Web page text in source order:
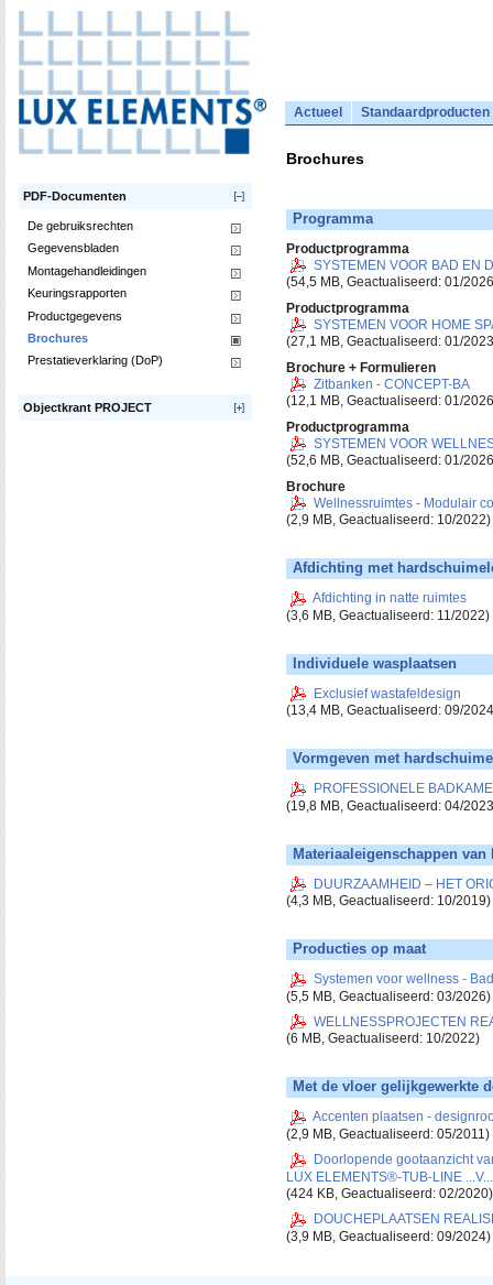
Actueel Standaardproducten
PDF-Documenten
De gebruiksrechten
Gegevensbladen
Montagehandleidingen
Keuringsrapporten
Productgegevens
Brochures
Prestatieverklaring (DoP)
Objectkrant PROJECT
Brochures
Programma
Productprogramma
SYSTEMEN VOOR BAD EN
(54,5 MB, Geactualiseerd: 01/
Productprogramma
SYSTEMEN VOOR HOME
(27,1 MB, Geactualiseerd: 01/
Brochure + Formulieren
Zitbanken - CONCEPT-BA
(12,1 MB, Geactualiseerd: 01/
Productprogramma
SYSTEMEN VOOR
(52,6 MB, Geactualiseerd: 01/
Brochure
Wellnessruimtes - Modulair
(2,9 MB, Geactualiseerd: 10/2022)
Afdichting met
Afdichting in natte ruimtes
(3,6 MB, Geactualiseerd: 11/2022)
Individuele wasplaatsen
Exclusief wastafeldesign
(13,4 MB, Geactualiseerd: 09/
Vormgeven met
PROFESSIONELE
(19,8 MB, Geactualiseerd: 04/
Materiaaleigenschappen
DUURZAAMHEID – HET
(4,3 MB, Geactualiseerd: 10/2019)
Producties op maat
Systemen voor wellness -
(5,5 MB, Geactualiseerd: 03/2026)
WELLNESSPROJECTEN
(6 MB, Geactualiseerd: 10/2022)
Met de vloer gelijkgewerkte
Accenten plaatsen -
(2,9 MB, Geactualiseerd: 05/2011)
Doorlopende gootaanzicht
LUX ELEMENTS®-TUB-LINE ...V...
(424 KB, Geactualiseerd: 02/2020)
DOUCHEPLAATSEN
(3,9 MB, Geactualiseerd: 09/2024)